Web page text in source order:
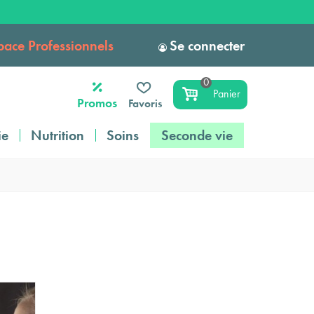
Professionnels Se connecter
Promos Favoris
0
Panier
Nutrition Soins Seconde vie